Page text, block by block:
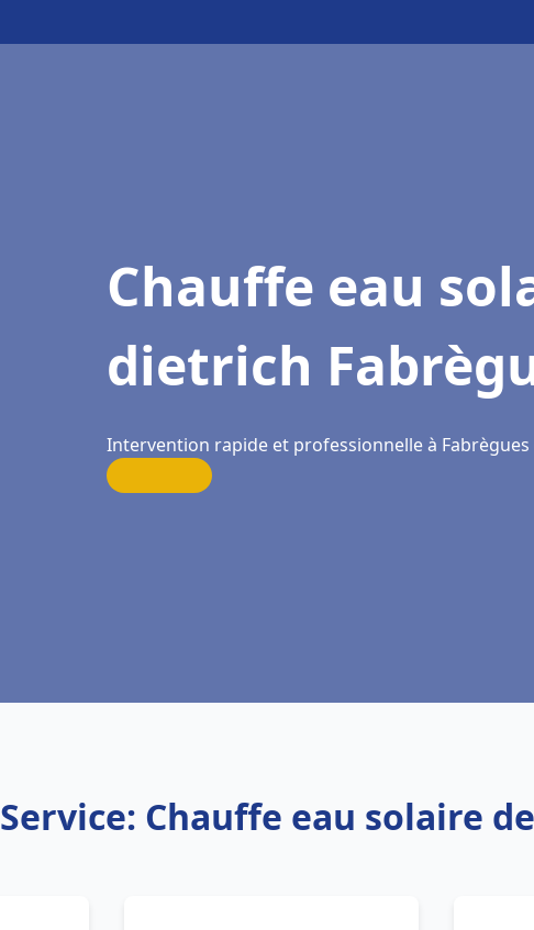
Chauffe eau
dietrich
Intervention rapide et professionnelle à Fabrègues
Service: Chauffe eau solaire